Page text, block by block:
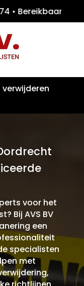
774 •
voor het
Bij AVS BV
een
specialisten
met